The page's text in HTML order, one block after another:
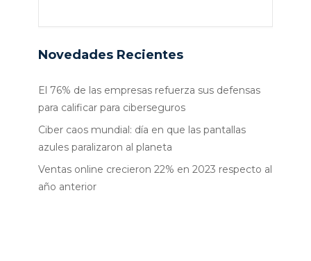
Novedades Recientes
El 76% de las empresas refuerza sus defensas
para calificar para ciberseguros
Ciber caos mundial: día en que las pantallas
azules paralizaron al planeta
Ventas online crecieron 22% en 2023 respecto al
año anterior